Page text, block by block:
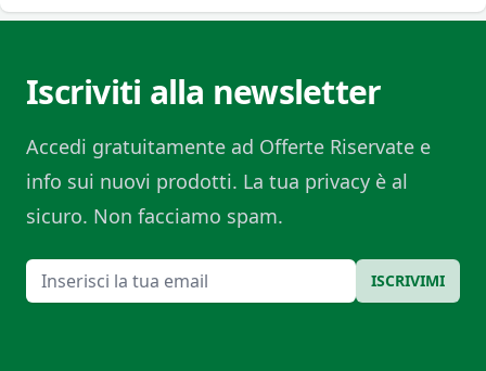
Iscriviti alla newsletter
Accedi gratuitamente ad Offerte Riservate e
info sui nuovi prodotti. La tua privacy è al
sicuro. Non facciamo spam.
Email ISCRIVIMI